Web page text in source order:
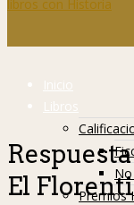
Inicio
Libros
Premios
El